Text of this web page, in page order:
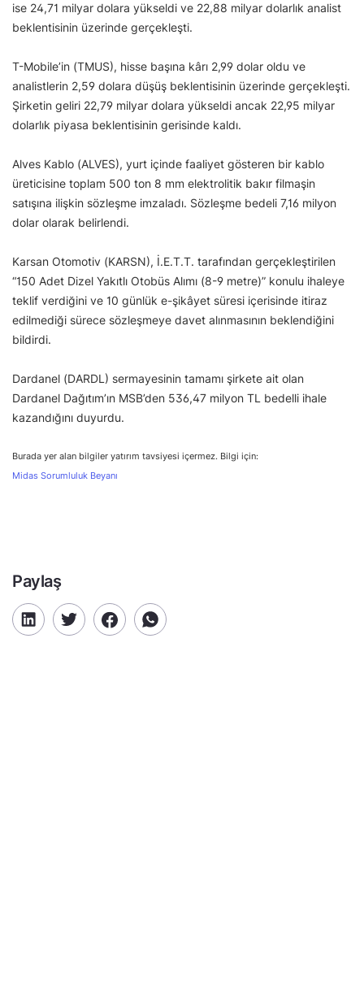
ise 24,71 milyar dolara yükseldi ve 22,88 milyar dolarlık analist
beklentisinin üzerinde gerçekleşti.
T-Mobile’in (TMUS), hisse başına kârı 2,99 dolar oldu ve
analistlerin 2,59 dolara düşüş beklentisinin üzerinde gerçekleşti.
Şirketin geliri 22,79 milyar dolara yükseldi ancak 22,95 milyar
dolarlık piyasa beklentisinin gerisinde kaldı.
Alves Kablo (ALVES), yurt içinde faaliyet gösteren bir kablo
üreticisine toplam 500 ton 8 mm elektrolitik bakır filmaşin
satışına ilişkin sözleşme imzaladı. Sözleşme bedeli 7,16 milyon
dolar olarak belirlendi.
Karsan Otomotiv (KARSN), İ.E.T.T. tarafından gerçekleştirilen
“150 Adet Dizel Yakıtlı Otobüs Alımı (8-9 metre)” konulu ihaleye
teklif verdiğini ve 10 günlük e-şikâyet süresi içerisinde itiraz
edilmediği sürece sözleşmeye davet alınmasının beklendiğini
bildirdi.
Dardanel (DARDL) sermayesinin tamamı şirkete ait olan
Dardanel Dağıtım’ın MSB’den 536,47 milyon TL bedelli ihale
kazandığını duyurdu.
Burada yer alan bilgiler yatırım tavsiyesi içermez. Bilgi için:
Midas Sorumluluk Beyanı
Paylaş